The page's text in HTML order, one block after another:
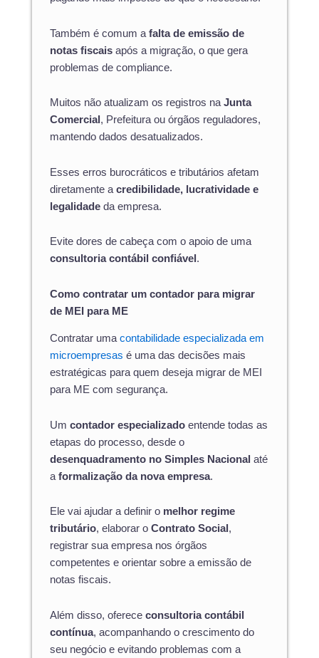
Também é comum a falta de emissão de
notas fiscais após a migração, o que gera
problemas de compliance.
Muitos não atualizam os registros naJunta
Comercial , Prefeitura ou órgãos reguladores,
mantendo dados desatualizados.
Esses erros burocráticos e tributários afetam
diretamente a credibilidade, lucratividade e
legalidade da empresa.
Evite dores de cabeça com o apoio de uma
consultoria contábil confiável .
Como contratar um contador para migrar
de MEI para ME
Contratar umacontabilidade especializada em
microempresas é uma das decisões mais
estratégicas para quem deseja migrar de MEI
para ME com segurança.
Um contador especializado entende todas as
etapas do processo, desde o
desenquadramento no Simples Nacional até
a formalização da nova empresa.
Ele vai ajudar a definir o melhor regime
tributário, elaborar o Contrato Social ,
registrar sua empresa nos órgãos
competentes e orientar sobre a emissão de
notas fiscais.
Além disso, oferece consultoria contábil
contínua, acompanhando o crescimento do
seu negócio e evitando problemas com a